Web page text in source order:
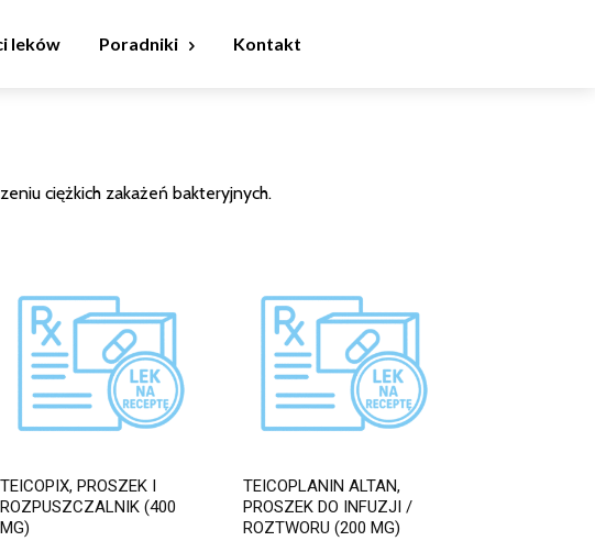
leków Poradniki Kontakt
ciężkich zakażeń bakteryjnych.
TEICOPIX, PROSZEK I
ROZPUSZCZALNIK (400
MG)
TEICOPLANIN ALTAN,
PROSZEK DO INFUZJI /
ROZTWORU (200 MG)